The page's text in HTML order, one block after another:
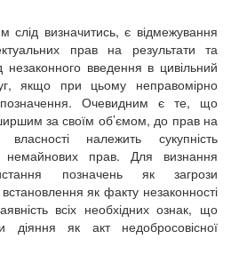
визначитись, є відмежування
прав на результати та
незаконного введення в цивільний
якщо при цьому неправомірно
позначення. Очевидним є те, що
за своїм об’ємом, до прав на
власності належить сукупність
немайнових прав. Для визнання
позначень як загрози
як факту незаконності
всіх необхідних ознак, що
діяння як акт недобросовісної